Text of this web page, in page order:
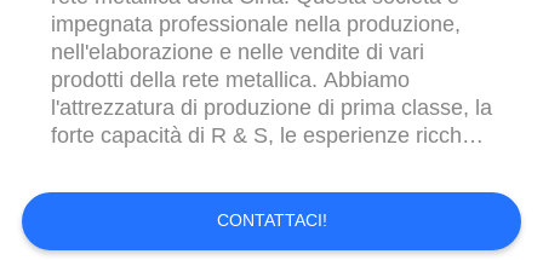
impegnata professionale nella produzione,
nell'elaborazione e nelle vendite di vari
prodotti della rete metallica. Abbiamo
l'attrezzatura di produzione di prima classe, la
forte capacità di R & S, le esperienze ricche e
completa di rete metallica e di prodotti
elaborati per i clienti mondiali. I prodotti che
della rete metallica offriamo includono l...
CONTATTACI!